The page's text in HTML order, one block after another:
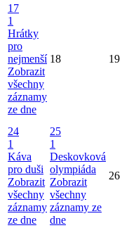
17
1
Hrátky
pro
nejmenší
Zobrazit
všechny
záznamy
ze dne
18 19
24
1
Káva
pro duši
Zobrazit
všechny
záznamy
ze dne
25
1
Deskovková
olympiáda
Zobrazit
všechny
záznamy ze
dne
26